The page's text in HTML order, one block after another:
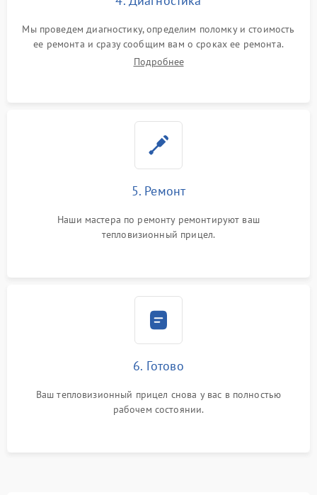
Мы проведем диагностику, определим поломку и стоимость
ее ремонта и сразу сообщим вам о сроках ее ремонта.
Подробнее
5. Ремонт
Наши мастера по ремонту ремонтируют ваш
тепловизионный прицел.
6. Готово
Ваш тепловизионный прицел снова у вас в полностью
рабочем состоянии.